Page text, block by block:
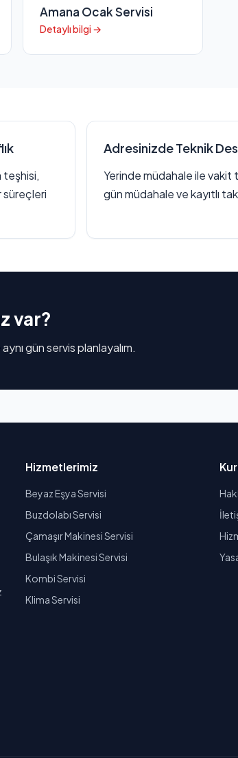
Amana Ocak Servisi
Detaylı bilgi →
teşhisi,
süreçleri
Adresinizde Teknik
Yerinde müdahale ile vakit
gün müdahale ve kayıtlı
var?
gün servis planlayalım.
Hizmetlerimiz
Beyaz Eşya Servisi
Buzdolabı Servisi
Çamaşır Makinesi Servisi
Bulaşık Makinesi Servisi
Kombi Servisi
Klima Servisi